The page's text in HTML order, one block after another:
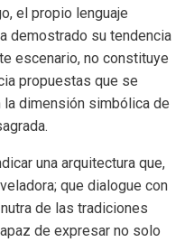
el propio lenguaje
demostrado su tendencia
escenario, no constituye
propuestas que se
la dimensión simbólica de
una arquitectura que,
que dialogue con
de las tradiciones
de expresar no solo